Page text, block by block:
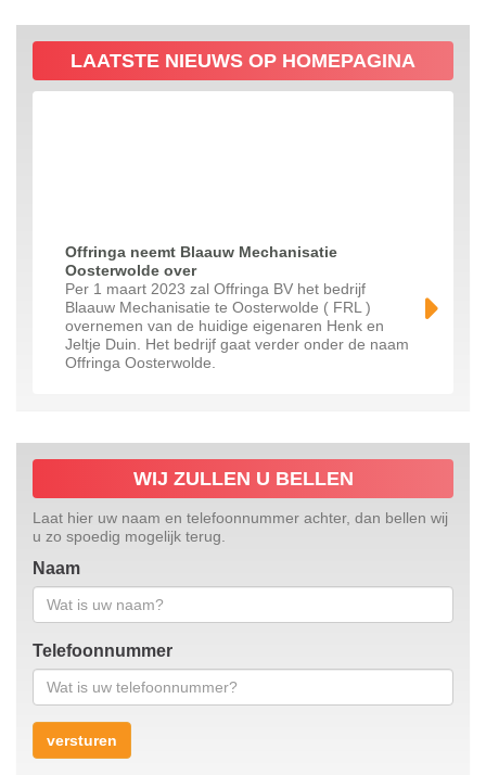
LAATSTE NIEUWS OP HOMEPAGINA
Offringa neemt Blaauw Mechanisatie
Oosterwolde over
Per 1 maart 2023 zal Offringa BV het bedrijf
Blaauw Mechanisatie te Oosterwolde ( FRL )
overnemen van de huidige eigenaren Henk en
Jeltje Duin. Het bedrijf gaat verder onder de naam
Offringa Oosterwolde.
WIJ ZULLEN U BELLEN
Laat hier uw naam en telefoonnummer achter, dan bellen wij
u zo spoedig mogelijk terug.
Naam
Telefoonnummer
versturen